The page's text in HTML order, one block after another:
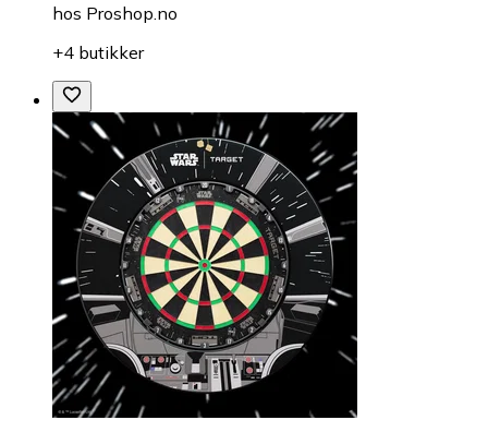
hos Proshop.no
+4 butikker